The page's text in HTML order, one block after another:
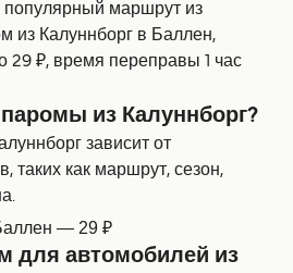
маршрут из
из Калуннборг в Баллен,
29 ₽, время переправы 1 час
из Калуннборг?
зависит от
таких как маршрут, сезон,
— 29 ₽
для автомобилей из